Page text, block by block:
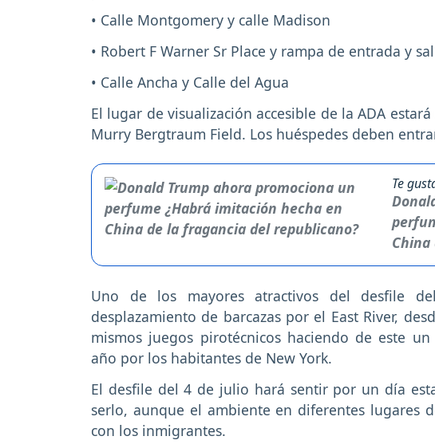
• Calle Montgomery y calle Madison
• Robert F Warner Sr Place y rampa de entrada y
• Calle Ancha y Calle del Agua
El lugar de visualización accesible de la ADA
Murry Bergtraum Field. Los huéspedes deben
Te
Uno de los mayores atractivos del desfile
desplazamiento de barcazas por el East River,
mismos juegos pirotécnicos haciendo de este
año por los habitantes de New York.
El desfile del 4 de julio hará sentir por un día
serlo, aunque el ambiente en diferentes lugares
con los inmigrantes.